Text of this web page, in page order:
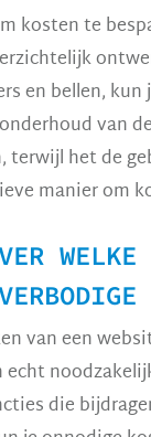
kosten te
en bellen, kun
van
terwijl het de
manier om
van een
die